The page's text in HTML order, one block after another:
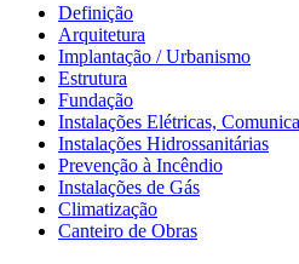
Definição
Arquitetura
Implantação / Urbanismo
Estrutura
Fundação
Instalações Elétricas,
Instalações Hidrossanitárias
Prevenção à Incêndio
Instalações de Gás
Climatização
Canteiro de Obras